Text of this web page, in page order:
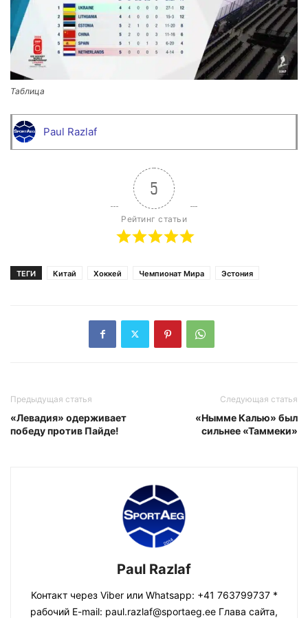
Таблица
Paul Razlaf
5
Рейтинг статьи
ТЕГИ Китай Хоккей Чемпионат Мира Эстония
Предыдущая статья
«Левадия» одерживает
победу против Пайде!
Следующая статья
«Нымме Калью» был
сильнее «Таммеки»
Paul Razlaf
Контакт через Viber или Whatsapp: +41 763799737 *
рабочий E-mail: paul.razlaf@sportaeg.ee Глава сайта,